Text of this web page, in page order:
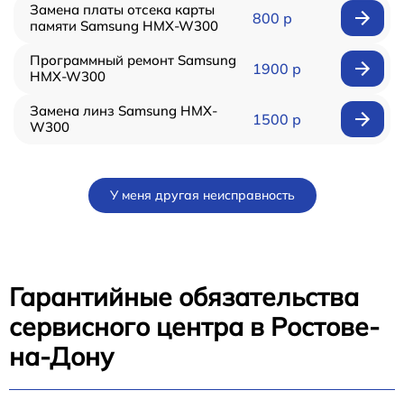
Замена платы отсека карты
памяти Samsung HMX-W300
800 р
Программный ремонт Samsung
HMX-W300
1900 р
Замена линз Samsung HMX-
W300
1500 р
У меня другая неисправность
Гарантийные обязательства
сервисного центра в Ростове-
на-Дону